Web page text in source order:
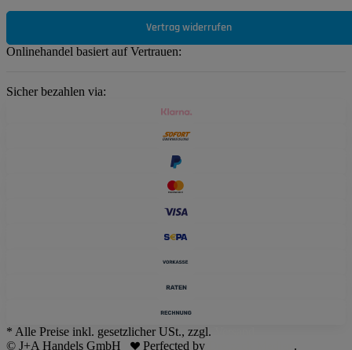
Vertrag widerrufen
Onlinehandel basiert auf Vertrauen:
Sicher bezahlen via:
* Alle Preise inkl. gesetzlicher USt., zzgl.
© J+A Handels GmbH
Perfected by .